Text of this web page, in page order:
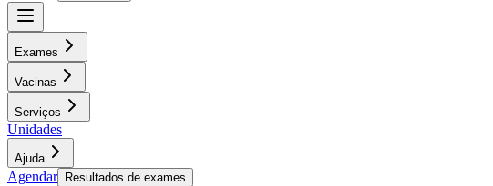
Exames
Vacinas
Serviços
Unidades
Ajuda
Agendar Resultados de exames